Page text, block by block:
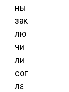
ны
зак
лю
чи
ли
сог
ла